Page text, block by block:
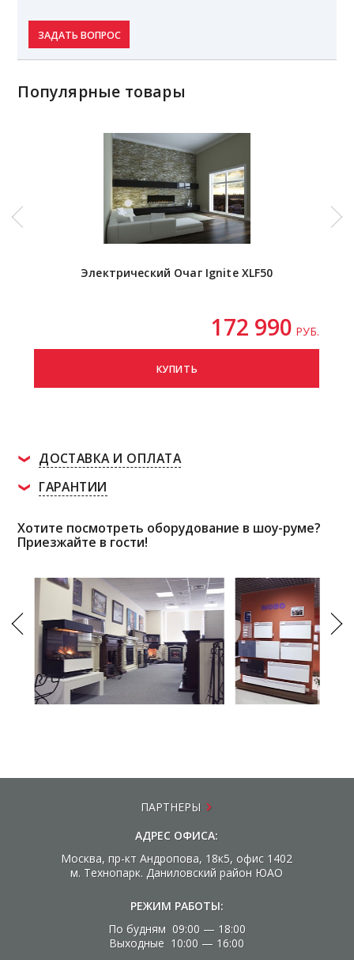
ЗАДАТЬ ВОПРОС
Популярные товары
Электрический Очаг Ignite XLF50
172 990 РУБ.
КУПИТЬ
ДОСТАВКА И ОПЛАТА
ГАРАНТИИ
Хотите посмотреть оборудование в шоу-руме?
Приезжайте в гости!
ПАРТНЕРЫ
АДРЕС ОФИСА:
Москва, пр-кт Андропова, 18к5, офис 1402
м. Технопарк. Даниловский район ЮАО
РЕЖИМ РАБОТЫ:
По будням 09:00 — 18:00
Выходные 10:00 — 16:00